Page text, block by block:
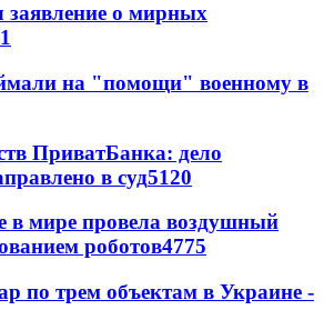
заявление о мирных
на "помощи" военному в
ПриватБанка: дело
в суд5120
в мире провела воздушный
роботов4775
по трем объектам в Украине -